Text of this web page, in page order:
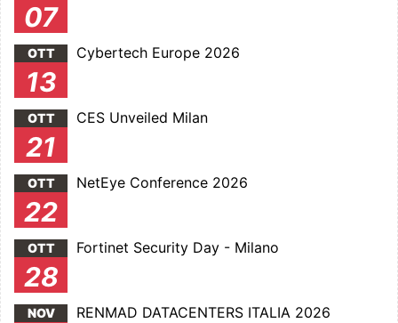
07
OTT
13
Cybertech Europe 2026
OTT
21
CES Unveiled Milan
OTT
22
NetEye Conference 2026
OTT
28
Fortinet Security Day - Milano
NOV RENMAD DATACENTERS ITALIA 2026